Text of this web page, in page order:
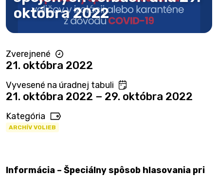
októbra 2022
Zverejnené
21. októbra 2022
Vyvesené na úradnej tabuli
21. októbra 2022 − 29. októbra 2022
Kategória
ARCHÍV VOLIEB
Informácia – Špeciálny spôsob hlasovania pri